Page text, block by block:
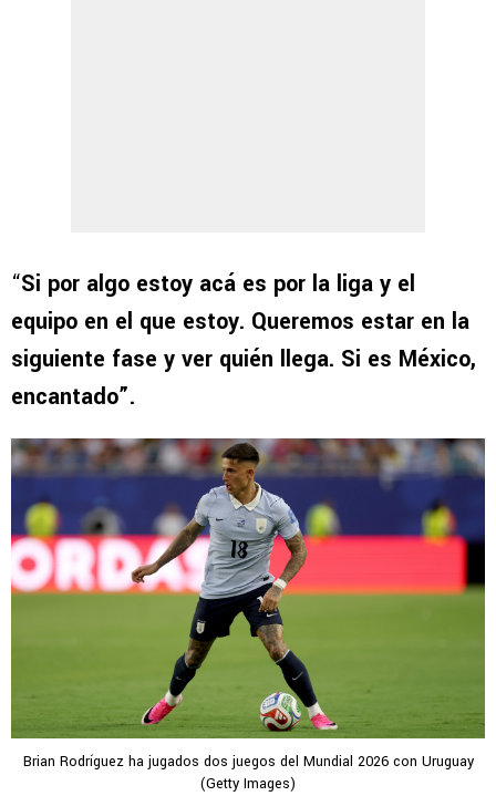
“Si por algo estoy acá es por la liga y el
equipo en el que estoy. Queremos estar en la
siguiente fase y ver quién llega. Si es México,
encantado”.
Brian Rodríguez ha jugados dos juegos del Mundial 2026 con Uruguay
(Getty Images)